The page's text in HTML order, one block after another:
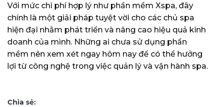
Với mức chi phí hợp lý như phần mềm Xspa, đây
chính là một giải pháp tuyệt vời cho các chủ spa
hiện đại nhằm phát triển và nâng cao hiệu quả kinh
doanh của mình. Những ai chưa sử dụng phần
mềm nên xem xét ngay hôm nay để có thể hưởng
lợi từ công nghệ trong việc quản lý và vận hành spa.
Chia sẻ: